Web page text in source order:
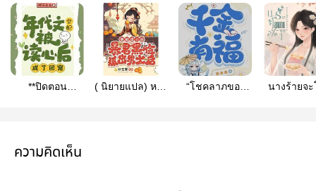
**ปิดตอน
ตัวประกอบโดน
อ่านใจจนกลาย
( นิยายแปล) หลัง
“โชคลาภของ
นางร้ายจ
ความคิดเห็น